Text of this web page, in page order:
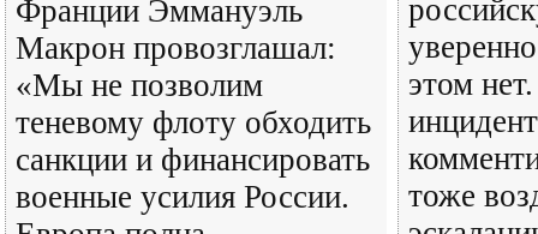
Франции Эммануэль
Макрон провозглашал:
«Мы не позволим
теневому флоту обходить
санкции и финансировать
военные усилия России.
этом
тоже